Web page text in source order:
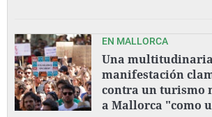
EN MALLORCA
Una multitudinaria
manifestación
contra un turismo
a Mallorca "como